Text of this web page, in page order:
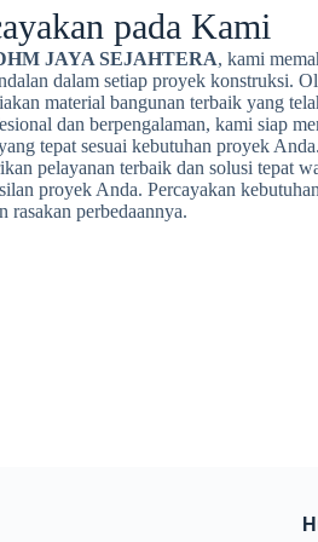
pada Kami
JAYA SEJAHTERA, kami
dalam setiap proyek konstruksi.
material bangunan terbaik yang
dan berpengalaman, kami siap
tepat sesuai kebutuhan proyek
pelayanan terbaik dan solusi tepat
proyek Anda. Percayakan
rasakan perbedaannya.